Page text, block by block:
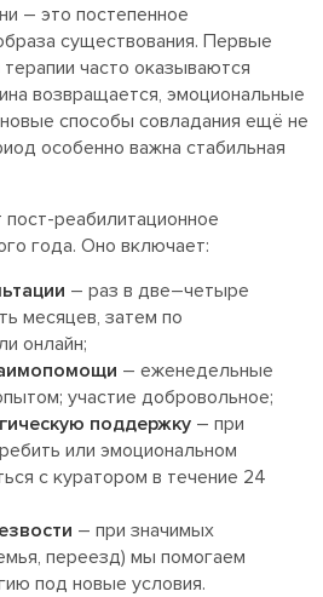
– это постепенное
существования. Первые
часто оказываются
возвращается, эмоциональные
способы совладания ещё не
особенно важна стабильная
реабилитационное
года. Оно включает:
– раз в две–четыре
месяцев, затем по
онлайн;
– еженедельные
участие добровольное;
поддержку – при
или эмоциональном
с куратором в течение 24
– при значимых
переезд) мы помогаем
под новые условия.